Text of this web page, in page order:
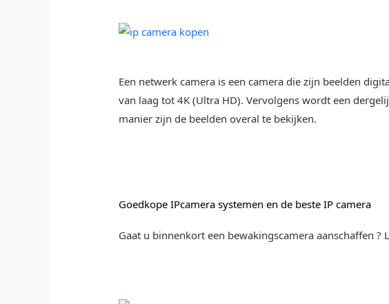
Een netwerk camera is een camera die zijn beelden
van laag tot 4K (Ultra HD). Vervolgens wordt een
manier zijn de beelden overal te bekijken.
Goedkope IPcamera systemen en de beste IP camera
Gaat u binnenkort een bewakingscamera aanschaffen